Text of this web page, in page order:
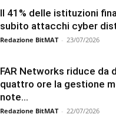
Il 41% delle istituzioni
subito attacchi cyber
Redazione BitMAT - 23/07/2026
FAR Networks riduce da
quattro ore la gestione
note...
Redazione BitMAT - 22/07/2026